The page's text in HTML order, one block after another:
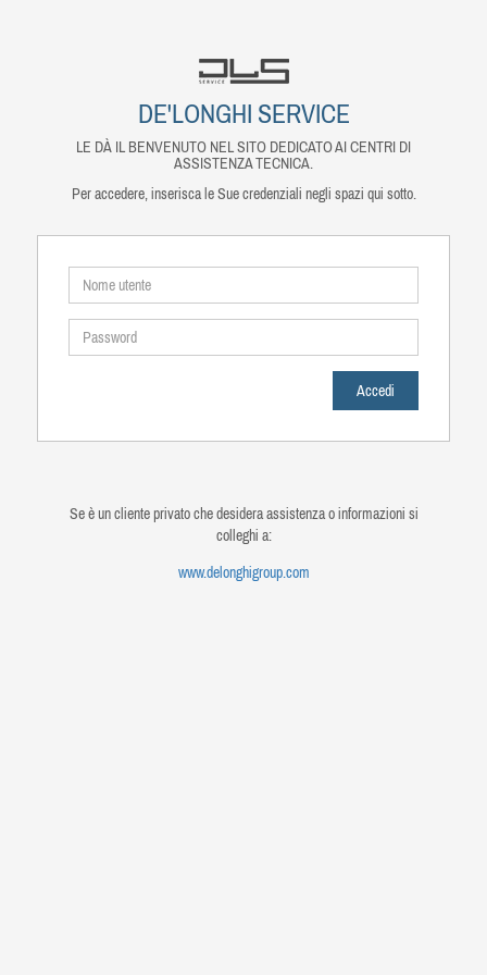
DE'LONGHI SERVICE
LE DÀ IL BENVENUTO NEL SITO DEDICATO AI CENTRI DI
ASSISTENZA TECNICA.
Per accedere, inserisca le Sue credenziali negli spazi qui sotto.
Se è un cliente privato che desidera assistenza o informazioni si
colleghi a:
www.delonghigroup.com